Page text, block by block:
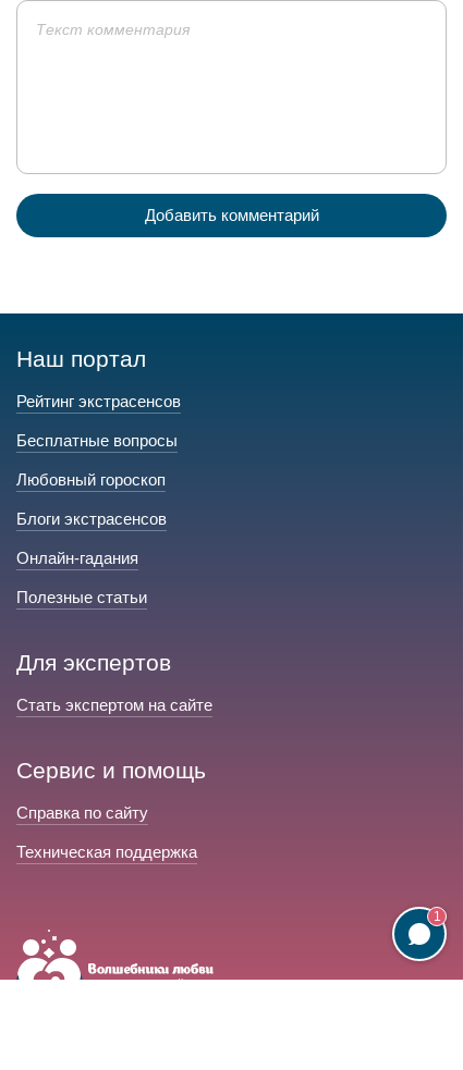
Добавить комментарий
1
Наш портал
Рейтинг экстрасенсов
Бесплатные вопросы
Любовный гороскоп
Блоги экстрасенсов
Онлайн-гадания
Полезные статьи
Для экспертов
Стать экспертом на сайте
Сервис и помощь
Справка по сайту
Техническая поддержка
Портал любовной магии